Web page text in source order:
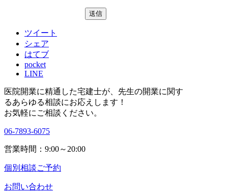
ツイート
シェア
はてブ
pocket
LINE
医院開業に精通した宅建士が、 先生の開業に関す
るあらゆる相談にお応えします！
お気軽にご相談ください。
06-7893-6075
営業時間：9:00～20:00
個別相談ご予約
お問い合わせ